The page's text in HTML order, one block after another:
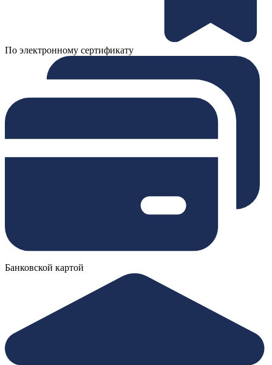
По электронному сертификату
Банковской картой